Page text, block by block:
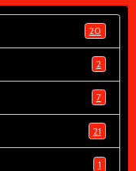
20
2
7
21
1